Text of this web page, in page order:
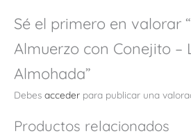
Sé el primero en valorar
Almuerzo con Conejito –
Almohada”
Debes acceder para publicar una
Productos relacionados